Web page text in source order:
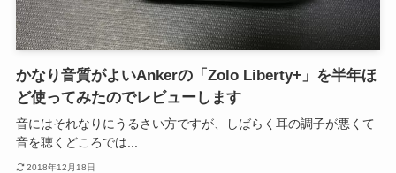
かなり音質がよいAnkerの「Zolo Liberty+」を半年ほ
ど使ってみたのでレビューします
音にはそれなりにうるさい方ですが、しばらく耳の調子が悪くて
音を聴くどころでは...
2018年12月18日